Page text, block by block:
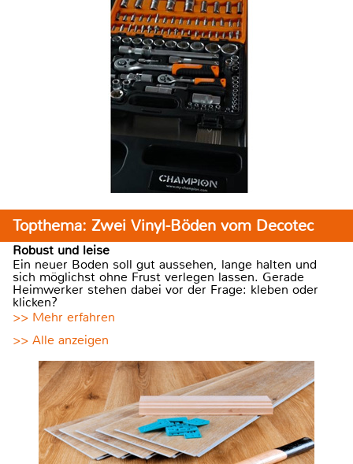
Topthema: Zwei Vinyl-Böden vom Decotec
Robust und leise
Ein neuer Boden soll gut aussehen, lange halten und
sich möglichst ohne Frust verlegen lassen. Gerade
Heimwerker stehen dabei vor der Frage: kleben oder
klicken?
>> Mehr erfahren
>> Alle anzeigen